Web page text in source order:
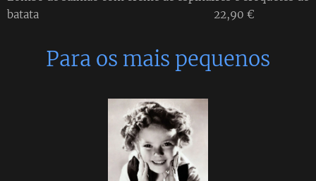
batata 22,90 €
Para os mais pequenos